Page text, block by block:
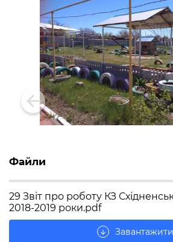
Файли
29 Звіт про роботу КЗ
2018-2019 роки.pdf
arrow_downward Завантажити